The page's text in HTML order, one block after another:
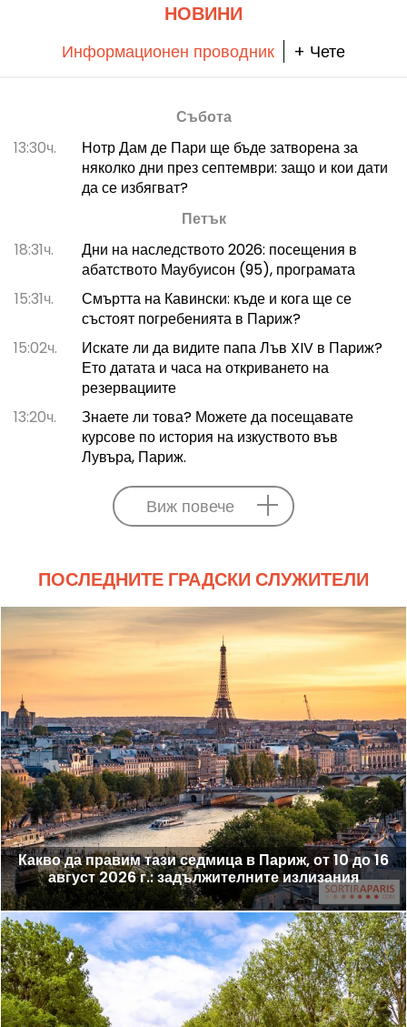
НОВИНИ
Информационен проводник + Чете
Събота
13:30ч.
Нотр Дам де Пари ще бъде затворена за
няколко дни през септември: защо и кои дати
да се избягват?
Петък
18:31ч.
Дни на наследството 2026: посещения в
абатството Маубуисон (95), програмата
15:31ч.
Смъртта на Кавински: къде и кога ще се
състоят погребенията в Париж?
15:02ч.
Искате ли да видите папа Лъв XIV в Париж?
Ето датата и часа на откриването на
резервациите
13:20ч.
Знаете ли това? Можете да посещавате
курсове по история на изкуството във
Лувъра, Париж.
Виж повече
ПОСЛЕДНИТЕ ГРАДСКИ СЛУЖИТЕЛИ
Какво да правим тази седмица в Париж, от 10 до 16
август 2026 г.: задължителните излизания